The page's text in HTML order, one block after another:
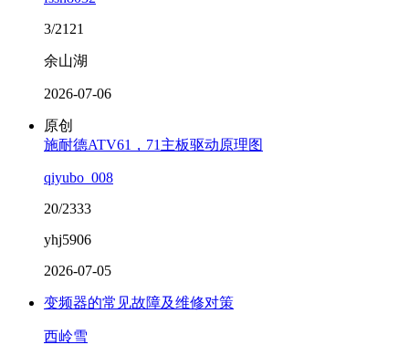
3/2121
余山湖
2026-07-06
原创
施耐德ATV61，71主板驱动原理图
qiyubo_008
20/2333
yhj5906
2026-07-05
变频器的常见故障及维修对策
西岭雪